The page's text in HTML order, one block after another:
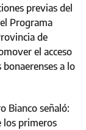
previas del
Programa
de
el acceso
a lo
Bianco señaló:
los primeros